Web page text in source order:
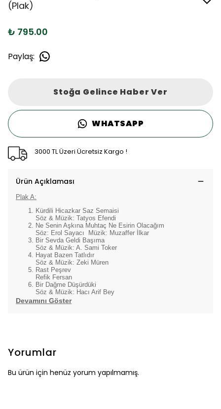
(Plak)
₺ 795.00
Paylaş:
Stoğa Gelince Haber Ver
WHATSAPP
3000 TL Üzeri Ücretsiz Kargo !
Ürün Açıklaması
Plak A:
Kürdili Hicazkar Saz Semaisi
Söz & Müzik: Tatyos Efendi
Ne Senin Aşkına Muhtaç Ne Esirin Olacağım
Söz: Erol Sayacı Müzik: Muzaffer İlkar
Bir Sevda Geldi Başıma
Söz & Müzik: A. Sami Toker
Hayat Bazen Tatlıdır
Söz & Müzik: Zeki Müren
Rast Peşrev
Refik Fersan
Bir Dağme Düşürdüki
Söz & Müzik: Hacı Arif Bey
Devamını Göster
Yorumlar
Bu ürün için henüz yorum yapılmamış.